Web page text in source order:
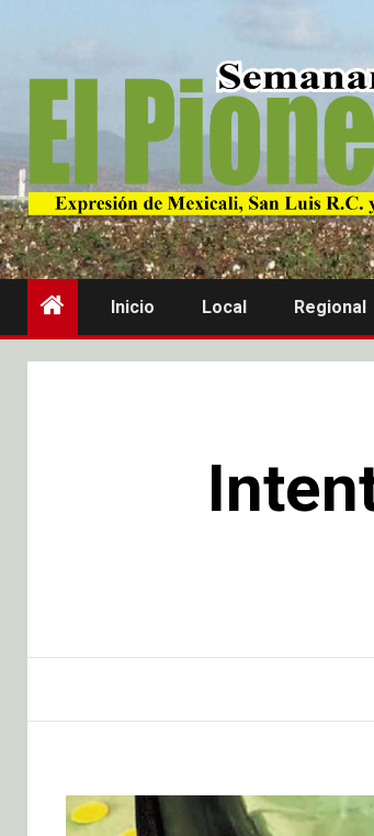
Inicio Local Regional